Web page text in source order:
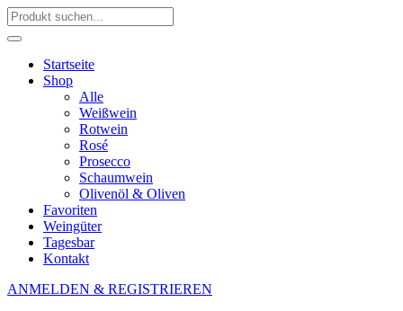
Startseite
Shop
Alle
Weißwein
Rotwein
Rosé
Prosecco
Schaumwein
Olivenöl & Oliven
Favoriten
Weingüter
Tagesbar
Kontakt
ANMELDEN & REGISTRIEREN